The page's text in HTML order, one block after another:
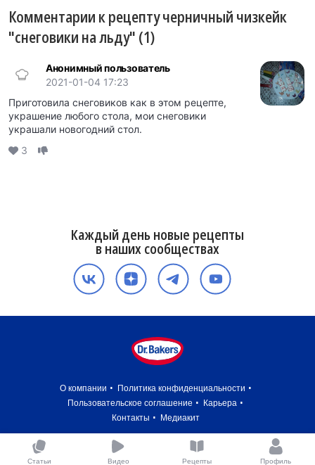
Комментарии к рецепту черничный чизкейк
"снеговики на льду" (1)
Анонимный пользователь
2021-01-04 17:23
Приготовила снеговиков как в этом рецепте,
украшение любого стола, мои снеговики
украшали новогодний стол.
3
Каждый день новые рецепты
в наших сообществах
О компании
Политика конфиденциальности
Пользовательское соглашение
Карьера
Контакты
Медиакит
Статьи Видео Рецепты Профиль